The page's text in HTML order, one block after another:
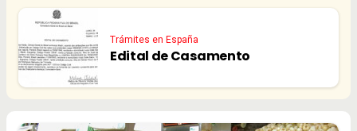
Trámites en España
Edital de Casamento